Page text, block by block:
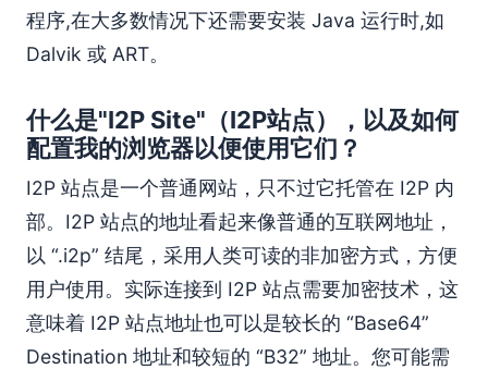
程序,在大多数情况下还需要安装 Java 运行时,如
Dalvik 或 ART。
什么是"I2P Site"（I2P站点），以及如何
配置我的浏览器以便使用它们？
I2P 站点是一个普通网站，只不过它托管在 I2P 内
部。I2P 站点的地址看起来像普通的互联网地址，
以 “.i2p” 结尾，采用人类可读的非加密方式，方便
用户使用。实际连接到 I2P 站点需要加密技术，这
意味着 I2P 站点地址也可以是较长的 “Base64”
Destination 地址和较短的 “B32” 地址。您可能需